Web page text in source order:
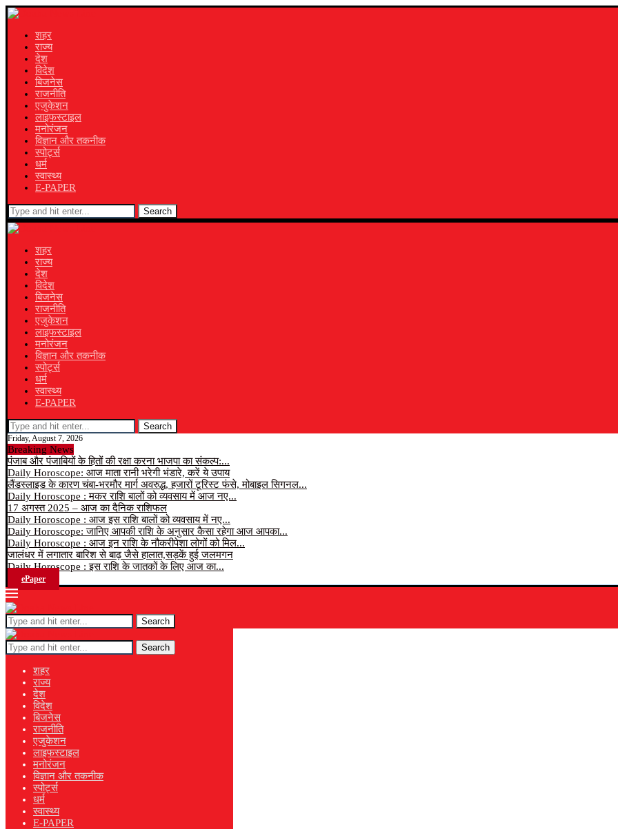
शहर
राज्य
देश
विदेश
बिजनेस
राजनीति
एजुकेशन
लाइफस्टाइल
मनोरंजन
विज्ञान और तकनीक
स्पोर्ट्स
धर्म
स्वास्थ्य
E-PAPER
Search
शहर
राज्य
देश
विदेश
बिजनेस
राजनीति
एजुकेशन
लाइफस्टाइल
मनोरंजन
विज्ञान और तकनीक
स्पोर्ट्स
धर्म
स्वास्थ्य
E-PAPER
Search
Friday, August 7, 2026
Breaking News
पंजाब और पंजाबियों के हितों की रक्षा करना भाजपा का संकल्प:...
Daily Horoscope: आज माता रानी भरेगी भंडारे, करें ये उपाय
लैंडस्लाइड के कारण चंबा-भरमौर मार्ग अवरुद्ध, हजारों टूरिस्ट फंसे, मोबाइल सिगनल...
Daily Horoscope : मकर राशि बालों को व्यवसाय में आज नए...
17 अगस्त 2025 – आज का दैनिक राशिफल
Daily Horoscope : आज इस राशि बालों को व्यवसाय में नए...
Daily Horoscope: जानिए आपकी राशि के अनुसार कैसा रहेगा आज आपका...
Daily Horoscope : आज इन राशि के नौकरीपेशा लोगों को मिल...
जालंधर में लगातार बारिश से बाढ़ जैसे हालात,सड़कें हुई जलमगन
Daily Horoscope : इस राशि के जातकों के लिए आज का...
ePaper
Search
Search
शहर
राज्य
देश
विदेश
बिजनेस
राजनीति
एजुकेशन
लाइफस्टाइल
मनोरंजन
विज्ञान और तकनीक
स्पोर्ट्स
धर्म
स्वास्थ्य
E-PAPER